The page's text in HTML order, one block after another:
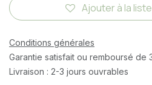
Ajouter à la
Conditions générales
Garantie satisfait ou remboursé de
Livraison : 2-3 jours ouvrables